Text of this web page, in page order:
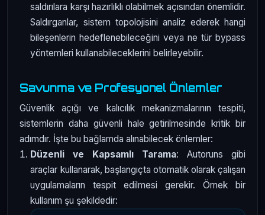
saldırılara karşı hazırlıklı olabilmek açısından önemlidir.
Saldırganlar, sistem topolojisini analiz ederek hangi
bileşenlerin hedeflenebileceğini veya ne tür bypass
yöntemleri kullanabileceklerini belirleyebilir.
Savunma ve Profesyonel Önlemler
Güvenlik açığı ve kalıcılık mekanizmalarının tespiti,
sistemlerin daha güvenli hale getirilmesinde kritik bir
adımdır. İşte bu bağlamda alınabilecek önlemler:
Düzenli ve Kapsamlı Tarama: Autoruns gibi
araçlar kullanarak, başlangıçta otomatik olarak çalışan
uygulamaların tespit edilmesi gerekir. Örnek bir
kullanım şu şekildedir: